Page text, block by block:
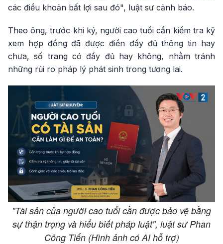
các điều khoản bất lợi sau đó", luật sư cảnh báo.
Theo ông, trước khi ký, người cao tuổi cần kiểm tra kỹ
xem hợp đồng đã được điền đầy đủ thông tin hay
chưa, số trang có đầy đủ hay không, nhằm tránh
những rủi ro pháp lý phát sinh trong tương lai.
"Tài sản của người cao tuổi cần được bảo vệ bằng
sự thận trọng và hiểu biết pháp luật", luật sư Phan
Công Tiến (Hình ảnh có AI hỗ trợ)